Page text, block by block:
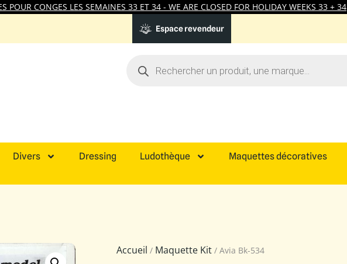
POUR CONGES LES SEMAINES 33 ET 34 - WE ARE CLOSED FOR HOLIDAY WEEKS 33 + 34
Espace revendeur
Divers Dressing Ludothèque Maquettes décoratives
Accueil / Maquette Kit / Avia Bk-534